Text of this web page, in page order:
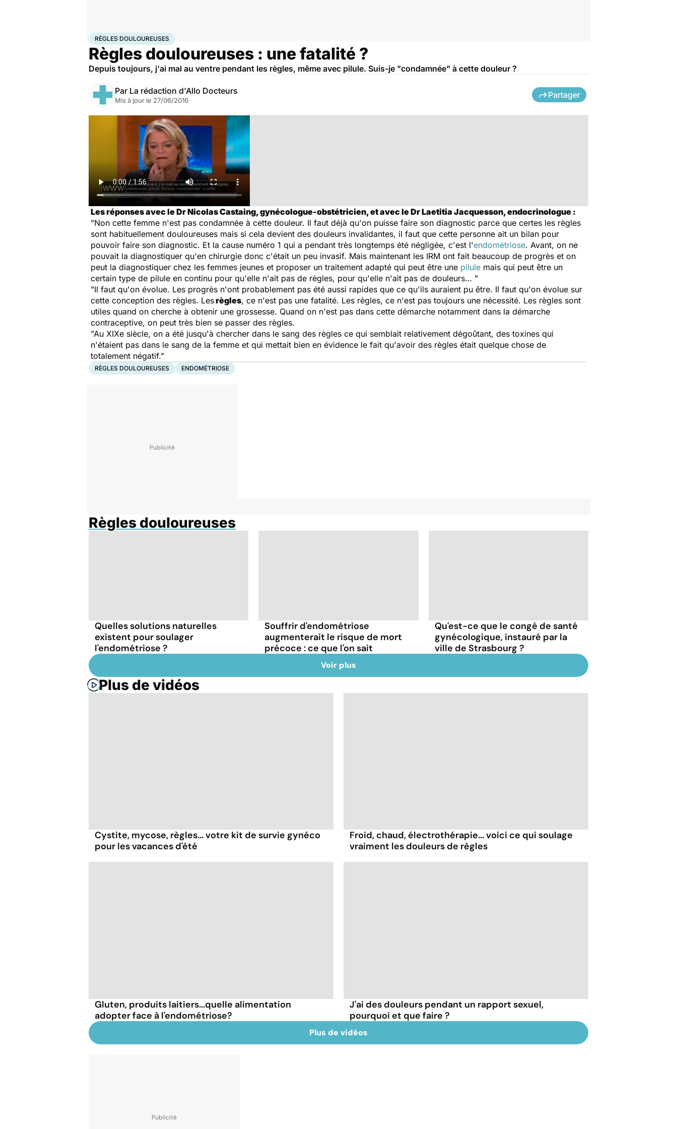
Accueil SantéRègles douloureuses
RÈGLES DOULOUREUSES
Règles douloureuses : une fatalité ?
Depuis toujours, j'ai mal au ventre pendant les règles, même avec pilule. Suis-je "condamnée" à cette douleur ?
Par La rédaction d'Allo Docteurs
Mis à jour le 27/06/2016
Partager
Les réponses avec le Dr Nicolas Castaing, gynécologue-obstétricien, et avec le Dr Laetitia Jacquesson, endocrinologue :
"Non cette femme n'est pas condamnée à cette douleur. Il faut déjà qu'on puisse faire son diagnostic parce que certes les règles
sont habituellement douloureuses mais si cela devient des douleurs invalidantes, il faut que cette personne ait un bilan pour
pouvoir faire son diagnostic. Et la cause numéro 1 qui a pendant très longtemps été négligée, c'est l'endométriose. Avant, on ne
pouvait la diagnostiquer qu'en chirurgie donc c'était un peu invasif. Mais maintenant les IRM ont fait beaucoup de progrès et on
peut la diagnostiquer chez les femmes jeunes et proposer un traitement adapté qui peut être une pilule mais qui peut être un
certain type de pilule en continu pour qu'elle n'ait pas de règles, pour qu'elle n'ait pas de douleurs… "
"Il faut qu'on évolue. Les progrès n'ont probablement pas été aussi rapides que ce qu'ils auraient pu être. Il faut qu'on évolue sur
cette conception des règles. Lesrègles, ce n'est pas une fatalité. Les règles, ce n'est pas toujours une nécessité. Les règles sont
utiles quand on cherche à obtenir une grossesse. Quand on n'est pas dans cette démarche notamment dans la démarche
contraceptive, on peut très bien se passer des règles.
"Au XIXe siècle, on a été jusqu'à chercher dans le sang des règles ce qui semblait relativement dégoûtant, des toxines qui
n'étaient pas dans le sang de la femme et qui mettait bien en évidence le fait qu'avoir des règles était quelque chose de
totalement négatif."
RÈGLES DOULOUREUSES ENDOMÉTRIOSE
Règles douloureuses
Quelles solutions naturelles
existent pour soulager
l'endométriose ?
Souffrir d'endométriose
augmenterait le risque de mort
précoce : ce que l'on sait
Qu'est-ce que le congé de santé
gynécologique, instauré par la
ville de Strasbourg ?
Voir plus
Plus de vidéos
Cystite, mycose, règles... votre kit de survie gynéco
pour les vacances d'été
Froid, chaud, électrothérapie... voici ce qui soulage
vraiment les douleurs de règles
Gluten, produits laitiers...quelle alimentation
adopter face à l'endométriose?
J'ai des douleurs pendant un rapport sexuel,
pourquoi et que faire ?
Plus de vidéos